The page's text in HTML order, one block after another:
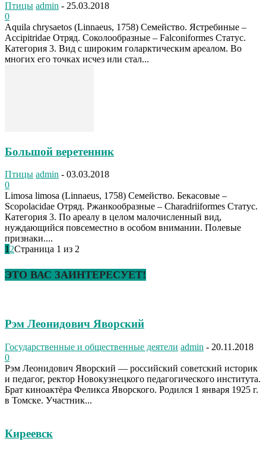
Птицы admin - 25.03.2018
0
Aquila chrysaetos (Linnaeus, 1758) Семейство. Ястребиные –
Accipitridae Отряд. Соколообразные – Falconiformes Статус.
Категория 3. Вид с широким голарктическим ареалом. Во
многих его точках исчез или стал...
Большой веретенник
Птицы admin - 03.03.2018
0
Limosa limosa (Linnaeus, 1758) Семейство. Бекасовые –
Scopolacidae Отряд. Ржанкообразные – Charadriiformes Статус.
Категория 3. По ареалу в целом малочисленный вид,
нуждающийся повсеместно в особом внимании. Полевые
признаки....
12Страница 1 из 2
ЭТО ВАС ЗАИНТЕРЕСУЕТ!
Рэм Леонидович Яворский
Государственные и общественные деятели admin - 20.11.2018
0
Рэм Леонидович Яворский — российский советский историк
и педагог, ректор Новокузнецкого педагогического института.
Брат киноактёра Феликса Яворского. Родился 1 января 1925 г.
в Томске. Участник...
Киреевск